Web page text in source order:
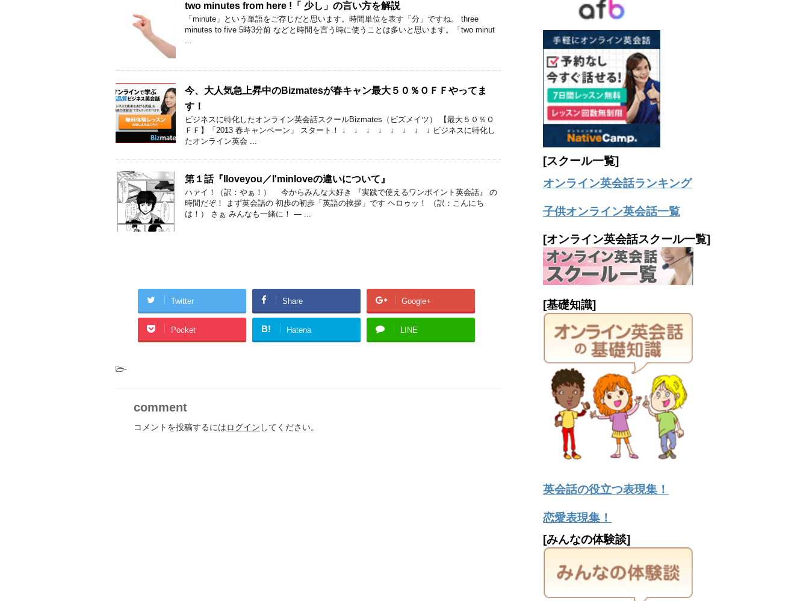
two minutes from here !「 少し」の言い方を解説
「minute」という単語をご存じだと思います。時間単位を表す「分」ですね。 three
minutes to five 5時3分前 などと時間を言う時に使うことは多いと思います。「two minut
...
今、大人気急上昇中のBizmatesが春キャン最大５０％ＯＦＦやってま
す！
ビジネスに特化したオンライン英会話スクールBizmates（ビズメイツ） 【最大５０％Ｏ
ＦＦ】「2013 春キャンペーン」 スタート！ ↓ ↓ ↓ ↓ ↓ ↓ ↓ ↓ ビジネスに特化し
たオンライン英会 ...
第１話『Iloveyou／I'minloveの違いについて』
ハァイ！（訳：やぁ！） 今からみんな大好き 『実践で使えるワンポイント英会話』 の
時間だぞ！ まず英会話の 初歩の初歩「英語の挨拶」です ヘロゥッ！ （訳：こんにち
は！） さぁ みんなも一緒に！ ― ...
Twitter Share Google+
Pocket B! Hatena LINE
-
comment
コメントを投稿するにはログイン してください。
[スクール一覧]
オンライン英会話ランキング
子供オンライン英会話一覧
[オンライン英会話スクール一覧]
[基礎知識]
英会話の役立つ表現集！
恋愛表現集！
[みんなの体験談]